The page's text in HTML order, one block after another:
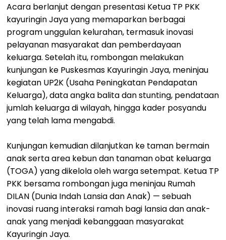
Acara berlanjut dengan presentasi Ketua TP PKK
kayuringin Jaya yang memaparkan berbagai
program unggulan kelurahan, termasuk inovasi
pelayanan masyarakat dan pemberdayaan
keluarga. Setelah itu, rombongan melakukan
kunjungan ke Puskesmas Kayuringin Jaya, meninjau
kegiatan UP2K (Usaha Peningkatan Pendapatan
Keluarga), data angka balita dan stunting, pendataan
jumlah keluarga di wilayah, hingga kader posyandu
yang telah lama mengabdi.
Kunjungan kemudian dilanjutkan ke taman bermain
anak serta area kebun dan tanaman obat keluarga
(TOGA) yang dikelola oleh warga setempat. Ketua TP
PKK bersama rombongan juga meninjau Rumah
DILAN (Dunia Indah Lansia dan Anak) — sebuah
inovasi ruang interaksi ramah bagi lansia dan anak-
anak yang menjadi kebanggaan masyarakat
Kayuringin Jaya.